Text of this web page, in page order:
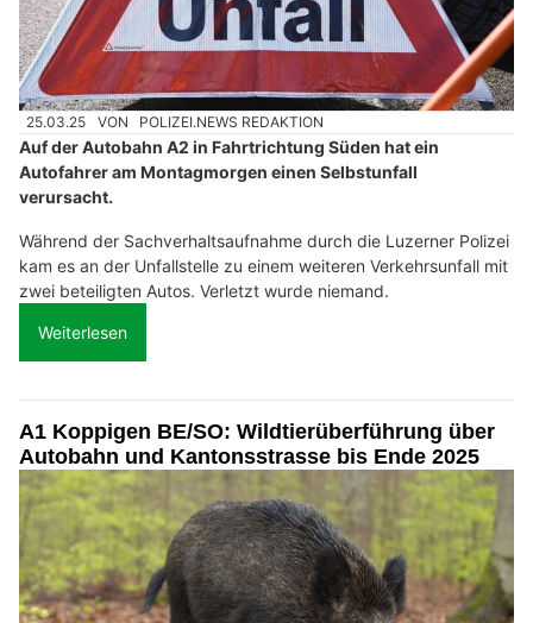
25.03.25 VON POLIZEI.NEWS REDAKTION
Auf der Autobahn A2 in Fahrtrichtung Süden hat ein
Autofahrer am Montagmorgen einen Selbstunfall
verursacht.
Während der Sachverhaltsaufnahme durch die Luzerner Polizei
kam es an der Unfallstelle zu einem weiteren Verkehrsunfall mit
zwei beteiligten Autos. Verletzt wurde niemand.
Weiterlesen
A1 Koppigen BE/SO: Wildtierüberführung über
Autobahn und Kantonsstrasse bis Ende 2025